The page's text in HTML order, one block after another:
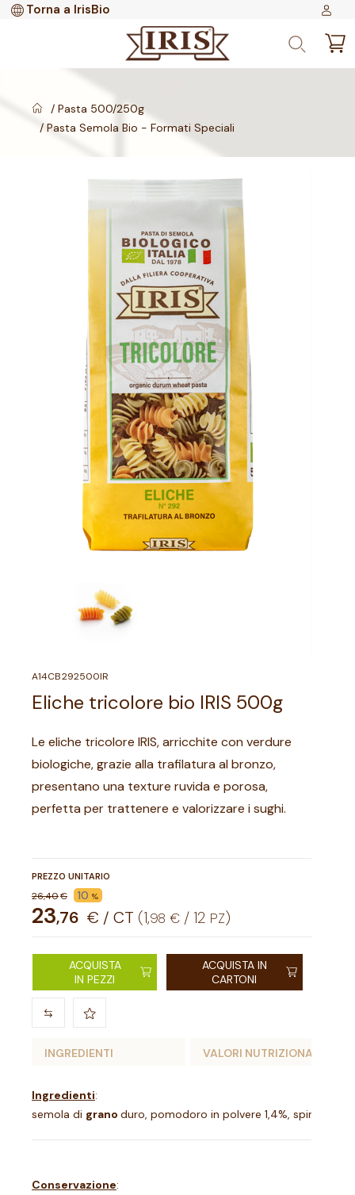
Torna a IrisBio
Pasta 500/250g
Pasta Semola Bio - Formati Speciali
A14CB292500IR
Eliche tricolore bio IRIS 500g
Le eliche tricolore IRIS, arricchite con verdure
biologiche, grazie alla trafilatura al bronzo,
presentano una texture ruvida e porosa,
perfetta per trattenere e valorizzare i sughi.
PREZZO UNITARIO
26,40€ 10 %
23,76 € / CT (1,98 € /12 PZ)
ACQUISTA
IN PEZZI
ACQUISTA IN
CARTONI
INGREDIENTI VALORI NUTRIZIONALI
Ingredienti:
semola di grano duro, pomodoro in polvere 1,4%, spinacio
Conservazione: